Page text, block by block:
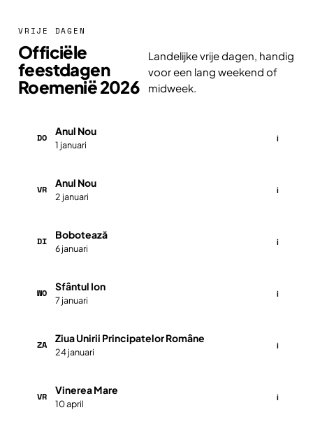
VRIJE DAGEN
Officiële
feestdagen
Roemenië 2026
Landelijke vrije dagen, handig
voor een lang weekend of
midweek.
DO
Anul Nou
1 januari
i
VR
Anul Nou
2 januari
i
DI
Bobotează
6 januari
i
WO
Sfântul Ion
7 januari
i
ZA
Ziua Unirii Principatelor Române
24 januari
i
VR
Vinerea Mare
10 april
i